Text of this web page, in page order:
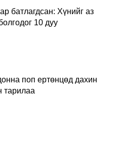
батлагдсан: Хүнийг аз
10 дуу
поп ертөнцөд дахин
тарилаа